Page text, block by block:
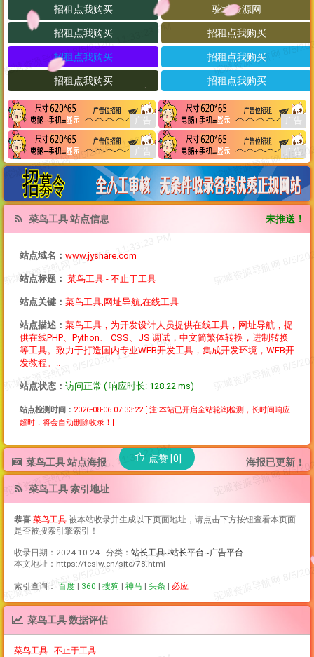
菜鸟工具 站点信息 未推送！
站点域名： www.jyshare.com
站点标题： 菜鸟工具 - 不止于工具
站点关键： 菜鸟工具,网址导航,在线工具
站点描述： 菜鸟工具，为开发设计人员提供在线工具，网址导航，提
供在线PHP、Python、 CSS、JS 调试，中文简繁体转换，进制转换
等工具。致力于打造国内专业WEB开发工具，集成开发环境，WEB开
发教程。..
站点状态： 访问正常 ( 响应时长: 128.22 ms)
站点检测时间： 2026-08-06 07:33:22 [ 注:本站已开启全站轮询检测，长时间响应
超时，将会自动删除收录！]
菜鸟工具 站点海报 海报已更新！
点赞 [0]
菜鸟工具 索引地址
恭喜 菜鸟工具 被本站收录并生成以下页面地址，请点击下方按钮查看本页面
是否被搜索引擎索引！
收录日期：2024-10-24 分类： 站长工具~站长平台~广告平台
本文地址：https://tcslw.cn/site/78.html
索引查询： 百度 | 360 | 搜狗 | 神马 | 头条 | 必应
菜鸟工具 数据评估
菜鸟工具 - 不止于工具